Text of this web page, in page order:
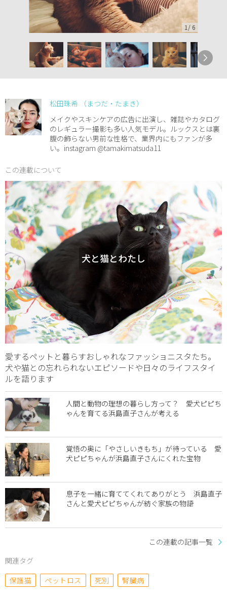
1 / 6
松田珠希 （まつだ・たまき）
メイクやスキンケアの広告に出演し、雑誌やカタログ
のレギュラー撮影も多い人気モデル。ルックスとは裏
腹の飾らない男前な性格で、業界内にもファンが多
い。instagram @tamakimatsuda11
この連載について
犬と猫とわたし
愛するペットと暮らすおしゃれなファッショニスタたち。
犬や猫との忘れられないエピソードや日々のライフスタイ
ルを語ります
人間と動物の理想の暮らし方って？ 愛犬ピピち
ゃんを育てる浜島直子さんが考える
覚悟の奥に「やさしいきもち」が待っている 愛
犬ピピちゃんが浜島直子さんにくれた宝物
息子を一緒に育ててくれてありがとう 浜島直子
さんと愛犬ピピちゃんが紡ぐ家族の物語
この連載の記事一覧
関連タグ
保護猫
ペットロス 死別 腎臓病